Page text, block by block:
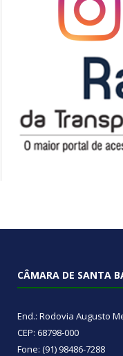
CÂMARA DE SANTA
End.: Rodovia Augusto
CEP: 68798-000
Fone: (91) 98486-7288